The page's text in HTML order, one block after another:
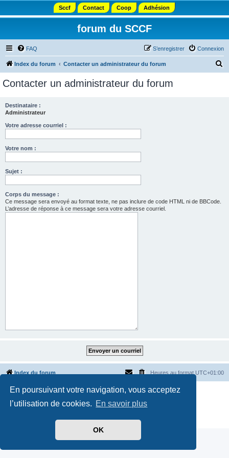
En poursuivant votre navigation, vous acceptez
l’utilisation de cookies. En savoir plus
OK
Sccf Contact Coop Adhésion
forum du SCCF
FAQ Connexion
S’enregistrer
Index du forum Contacter un administrateur du forum
Contacter un administrateur du forum
Destinataire :
Administrateur
Votre adresse courriel :
Votre nom :
Sujet :
Corps du message :
Ce message sera envoyé au format texte, ne pas inclure de code HTML ni de BBCode.
L’adresse de réponse à ce message sera votre adresse courriel.
Index du forum Heures au format UTC+01:00
Développé parphpBB® Forum Software © phpBB Limited
Traduit par
phpBB-fr.com
Style parSide-car club Français